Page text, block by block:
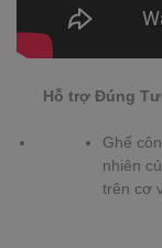
Hỗ trợ Đúng Tư
Ghế
nhiên
trên cơ